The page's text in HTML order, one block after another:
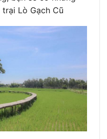
Lò Gạch Cũ